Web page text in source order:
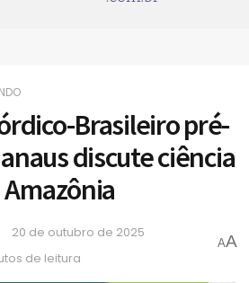
Brasileiro pré-
discute ciência
20 de outubro de 2025
de leitura
AA